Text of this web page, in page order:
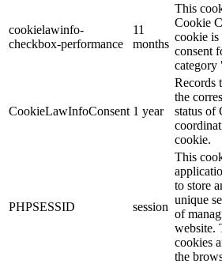
cookielawinfo-
checkbox-performance
11
months
This
Cookie
cookie is
consent
category
CookieLawInfoConsent 1 year
Records
the
status of
cookie.
PHPSESSID session
This
to store
unique
of
website.
cookies
the